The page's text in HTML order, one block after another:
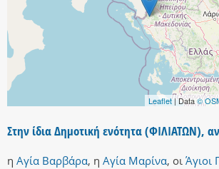
Leaflet| Data©
Στην ίδια Δημοτική ενότητα (ΦΙΛΙΑΤΩΝ),
η Αγία Βαρβάρα, η Αγία Μαρίνα, οι Άγιοι